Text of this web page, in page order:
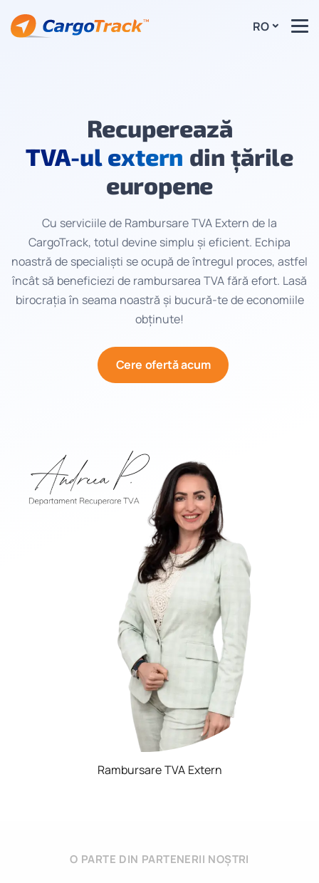
RO
Recuperează
TVA-ul extern din țările
europene
Cu serviciile de Rambursare TVA Extern de la
CargoTrack, totul devine simplu și eficient. Echipa
noastră de specialiști se ocupă de întregul proces, astfel
încât să beneficiezi de rambursarea TVA fără efort. Lasă
birocrația în seama noastră și bucură-te de economiile
obținute!
Cere ofertă acum
Rambursare TVA Extern
O PARTE DIN PARTENERII NOȘTRI